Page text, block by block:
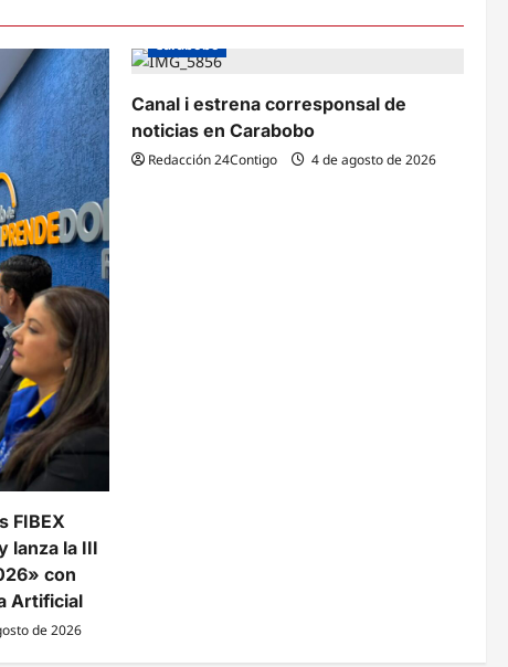
FIBEX
lanza la III
con
Artificial
de 2026
Carabobo
Canal i estrena corresponsal de
noticias en Carabobo
Redacción 24Contigo 4 de agosto de 2026